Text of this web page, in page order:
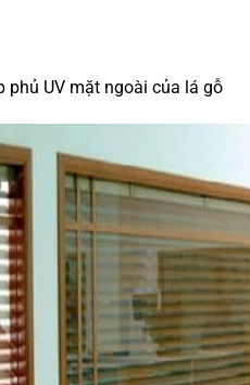
UV mặt ngoài của lá gỗ